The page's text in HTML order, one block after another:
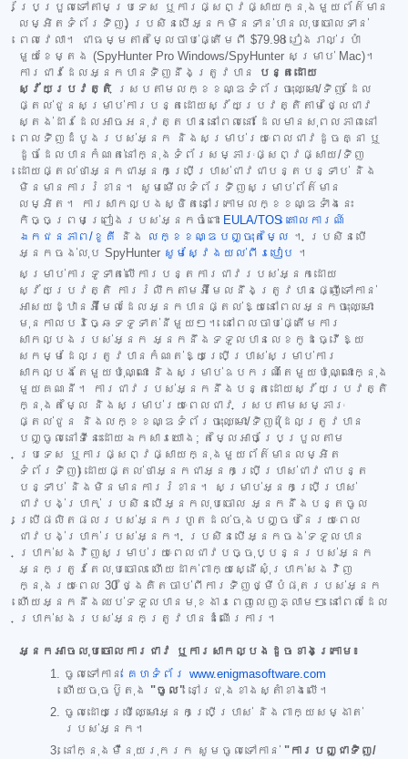
ប្រែប្រួលទៅតាមប្រទេស ឬការផ្សព្វផ្សាយក្នុងមួយព័ត៌មាន
លម្អិតទំព័រទិញ) ប្រសិនបើអ្នកមិនទាន់បានលុបចោលទាន់
ពេលវេលា។ ជាធម្មតាតម្លៃចាប់ផ្តើមពី $79.98 រៀងរាល់ប្រាំ
មួយខែម្តង (SpyHunter Pro Windows/SpyHunter សម្រាប់ Mac)។
ការជាវដែលអ្នកបានទិញនឹងត្រូវបាន
បន្តដោយ
ស្វ័យប្រវត្តិ ស្របតាមលក្ខខណ្ឌទំព័រចុះឈ្មោះ/ទិញ ដែល
ផ្តល់ជូនសម្រាប់ការបន្តដោយស្វ័យប្រវត្តិតាមថ្លៃជាវ
ស្តង់ដារដែលអាចអនុវត្តបាននៅពេលនោះ ដែលមានសុពលភាពនៅ
ពេលទិញដំបូងរបស់អ្នក និងសម្រាប់រយៈពេលជាវដូចគ្នា ឬ
ដូចដែលបានកំណត់នៅក្នុងទំព័រសម្ភារៈផ្សព្វផ្សាយ/ទិញ
ដោយផ្តល់ថាអ្នកជាអ្នកប្រើប្រាស់ជាវជាបន្តបន្ទាប់ និង
មិនមានការរំខាន។ សូមមើលទំព័រទិញសម្រាប់ព័ត៌មាន
លម្អិត។ ការសាកល្បងស្ថិតនៅក្រោមលក្ខខណ្ឌទាំងនេះ
កិច្ចព្រមព្រៀងរបស់អ្នកចំពោះ EULA/TOS គោលការណ៍
ឯកជនភាព/ខូគី
និង លក្ខខណ្ឌបញ្ចុះតម្លៃ ។ ប្រសិនបើ
អ្នកចង់លុប SpyHunter សូមស្វែងយល់ពីរបៀប ។
សម្រាប់ការទូទាត់លើការបន្តការជាវរបស់អ្នកដោយ
ស្វ័យប្រវត្តិ ការរំលឹកតាមអ៊ីមែលនឹងត្រូវបានផ្ញើទៅកាន់
អាសយដ្ឋានអ៊ីមែលដែលអ្នកបានផ្តល់ឱ្យនៅពេលអ្នកចុះឈ្មោះ
មុនកាលបរិច្ឆេទទូទាត់នីមួយៗ។ នៅពេលចាប់ផ្តើមការ
សាកល្បងរបស់អ្នក អ្នកនឹងទទួលបានលេខកូដធ្វើឱ្យ
សកម្មដែលត្រូវបានកំណត់ឱ្យប្រើប្រាស់សម្រាប់ការ
សាកល្បងតែមួយប៉ុណ្ណោះ និងសម្រាប់ឧបករណ៍តែមួយប៉ុណ្ណោះក្នុង
មួយគណនី។ ការជាវរបស់អ្នកនឹងបន្តដោយស្វ័យប្រវត្តិ
ក្នុងតម្លៃ និងសម្រាប់រយៈពេលជាវ ស្របតាមសម្ភារៈ
ផ្តល់ជូន និងលក្ខខណ្ឌទំព័រចុះឈ្មោះ/ទិញ (ដែលត្រូវបាន
បញ្ចូលនៅទីនេះដោយឯកសារយោង; តម្លៃអាចប្រែប្រួលតាម
ប្រទេស ឬការផ្សព្វផ្សាយក្នុងមួយព័ត៌មានលម្អិត
ទំព័រទិញ) ដោយផ្តល់ថាអ្នកជាអ្នកប្រើប្រាស់ជាវជាបន្ត
បន្ទាប់ និងមិនមានការរំខាន។ សម្រាប់អ្នកប្រើប្រាស់
ជាវបង់ប្រាក់ ប្រសិនបើអ្នកលុបចោល អ្នកនឹងបន្តចូល
ប្រើផលិតផលរបស់អ្នករហូតដល់ចុងបញ្ចប់នៃរយៈពេល
ជាវបង់ប្រាក់របស់អ្នក។ ប្រសិនបើអ្នកចង់ទទួលបាន
ប្រាក់សងវិញសម្រាប់រយៈពេលជាវបច្ចុប្បន្នរបស់អ្នក
អ្នកត្រូវតែលុបចោល ហើយដាក់ពាក្យស្នើសុំប្រាក់សងវិញ
ក្នុងរយៈពេល 30 ថ្ងៃគិតចាប់ពីការទិញថ្មីបំផុតរបស់អ្នក
ហើយអ្នកនឹងឈប់ទទួលបានមុខងារពេញលេញភ្លាមៗ នៅពេលដែល
ប្រាក់សងរបស់អ្នកត្រូវបានដំណើរការ។
អ្នកអាចលុបចោលការជាវ ឬការសាកល្បងដូចខាងក្រោម៖
ចូលទៅកាន់ គេហទំព័រ www.enigmasoftware.com
ហើយចុចប៊ូតុង "ចូល" នៅជ្រុងខាងស្តាំខាងលើ។
ចូលដោយប្រើឈ្មោះអ្នកប្រើប្រាស់ និងពាក្យសម្ងាត់
របស់អ្នក។
នៅក្នុងម៉ឺនុយរុករក សូមចូលទៅកាន់ "ការបញ្ជាទិញ/